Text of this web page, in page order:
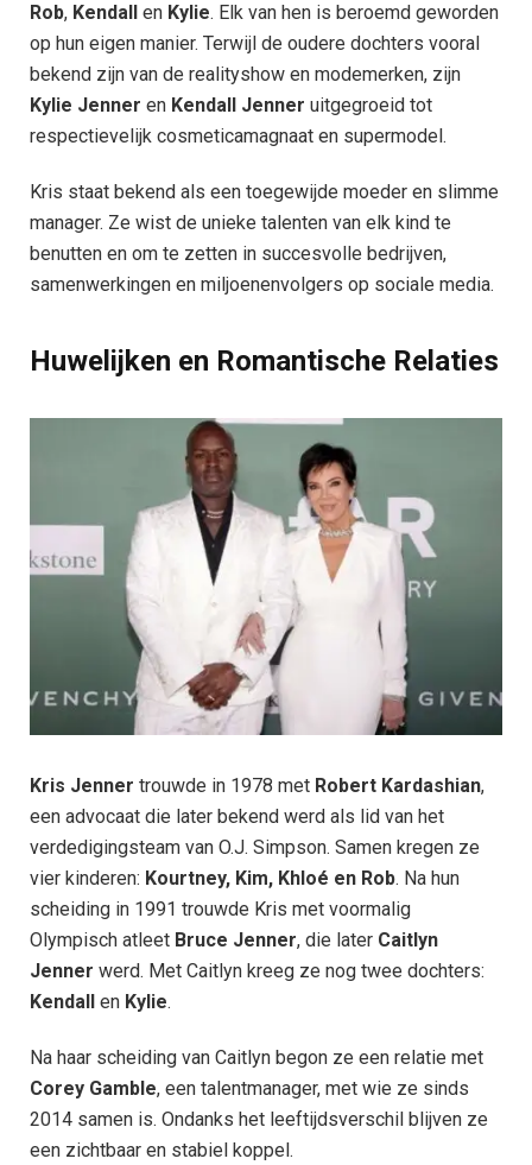
Rob, Kendall en Kylie. Elk van hen is beroemd geworden
op hun eigen manier. Terwijl de oudere dochters vooral
bekend zijn van de realityshow en modemerken, zijn
Kylie Jenner en Kendall Jenner uitgegroeid tot
respectievelijk cosmeticamagnaat en supermodel.
Kris staat bekend als een toegewijde moeder en slimme
manager. Ze wist de unieke talenten van elk kind te
benutten en om te zetten in succesvolle bedrijven,
samenwerkingen en miljoenenvolgers op sociale media.
Huwelijken en Romantische Relaties
Kris Jenner trouwde in 1978 met Robert Kardashian,
een advocaat die later bekend werd als lid van het
verdedigingsteam van O.J. Simpson. Samen kregen ze
vier kinderen: Kourtney, Kim, Khloé en Rob. Na hun
scheiding in 1991 trouwde Kris met voormalig
Olympisch atleet Bruce Jenner, die later Caitlyn
Jenner werd. Met Caitlyn kreeg ze nog twee dochters:
Kendall
en Kylie.
Na haar scheiding van Caitlyn begon ze een relatie met
Corey Gamble, een talentmanager, met wie ze sinds
2014 samen is. Ondanks het leeftijdsverschil blijven ze
een zichtbaar en stabiel koppel.